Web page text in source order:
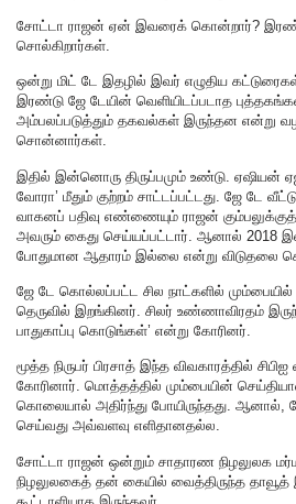
சோட்டா ராஜன் ஏன் இவரைக் கொன்றார்?
சொல்கிறார்கள்.
ஒன்று மிட் டே இதழில் இவர் எழுதிய
இரண்டு ஜே டேயின் வெளியிடப்படாத
அம்பலப்படுத்தும் தகவல்கள் இருந்தன என்று
சொன்னார்கள்.
இதில் இன்னொரு திருப்பமும் உண்டு. ஏஷியன் ஏஜ்
வோரா’ மீதும் குற்றம் சாட்டப்பட்டது. ஜே டே
வாகனப் பதிவு எண்ணையும் ராஜன்
அவரும் கைது செய்யப்பட்டார். ஆனால் 2018
போதுமான ஆதாரம் இல்லை என்று விடுதலை
ஜே டே கொல்லப்பட்ட சில நாட்களில்
தெருவில் இறங்கினர். சிலர் உண்ணாவிரதம்
பாதுகாப்பு கொடுங்கள்’ என்று கோரினர்.
மூத்த நிருபர் பிரசாத் இந்த விவகாரத்தில்
கோரினார். மொத்தத்தில் மும்பையின்
கொலையால் அதிர்ந்து போயிருந்தது. ஆனால்,
செய்வது அவ்வளவு எளிதானதல்ல.
சோட்டா ராஜன் ஒன்றும் சாதாரண நிழலுலக
நிழலுலகைத் தன் கையில் வைத்திருந்த தாவூத்